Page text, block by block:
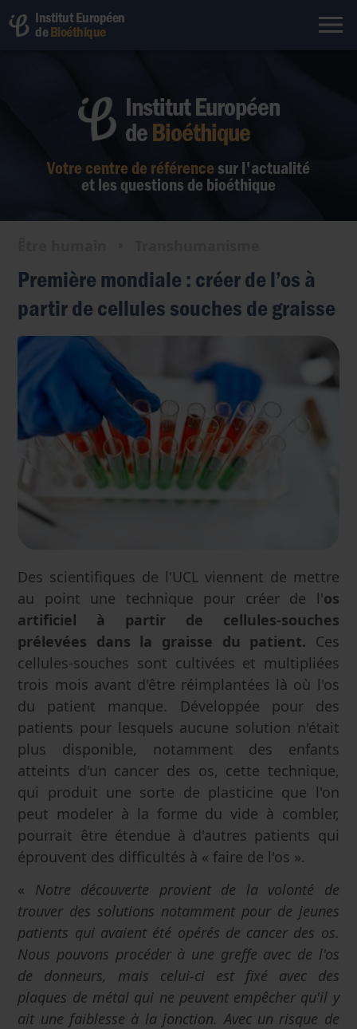
Institut Européen
deBioéthique
Votre centre de référence sur l'actualité
et les questions de bioéthique
Institut Européen
deBioéthique
Première mondiale : créer de l’os à
partir de cellules souches de graisse
Des scientifiques de l'UCL viennent de mettre
au point une technique pour créer de l'os
artificiel à partir de cellules-souches
prélevées dans la graisse du patient. Ces
cellules-souches sont cultivées et multipliées
trois mois avant d'être réimplantées là où l'os
du patient manque. Développée pour des
patients pour lesquels aucune solution n'était
plus disponible, notamment des enfants
atteints d'un cancer des os, cette technique,
qui produit une sorte de plasticine que l'on
peut modeler à la forme du vide à combler,
pourrait être étendue à d'autres patients qui
éprouvent des difficultés à « faire de l'os ».
« Notre découverte provient de la volonté de
trouver des solutions notamment pour de jeunes
patients qui avaient été opérés de cancer des os.
Nous pouvons procéder à une greffe avec de l'os
de donneurs, mais celui-ci est fixé avec des
plaques de métal qui ne peuvent empêcher qu'il y
ait une faiblesse à la jonction. Avec un risque de